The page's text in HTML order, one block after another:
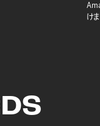
けま